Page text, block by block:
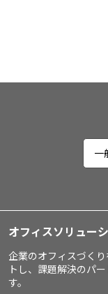
一
オフィスソリュー
企業のオフィスづく
トし、課題解決のパ
す。